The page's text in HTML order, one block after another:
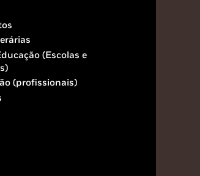
(Escolas e
(profissionais)